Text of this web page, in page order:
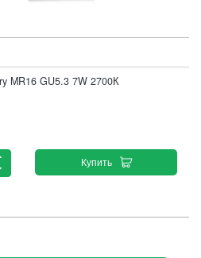
MR16 GU5.3 7W 2700К
Купить